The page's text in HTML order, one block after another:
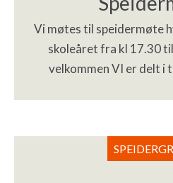
Vi møtes til speidermøte
skoleåret fra kl 17.30
velkommen VI er delt i